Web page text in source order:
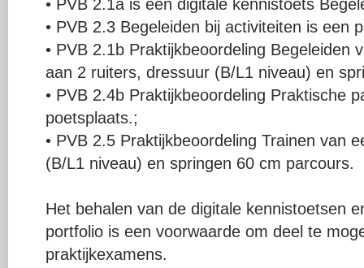
• PVB 2.1a is een digitale kennistoets
• PVB 2.3 Begeleiden bij activiteiten is een
• PVB 2.1b Praktijkbeoordeling Begeleiden
aan 2 ruiters, dressuur (B/L1 niveau) en
• PVB 2.4b Praktijkbeoordeling Praktische
poetsplaats.;
• PVB 2.5 Praktijkbeoordeling Trainen van
(B/L1 niveau) en springen 60 cm parcours.
Het behalen van de digitale kennistoetsen
portfolio is een voorwaarde om deel te
praktijkexamens.